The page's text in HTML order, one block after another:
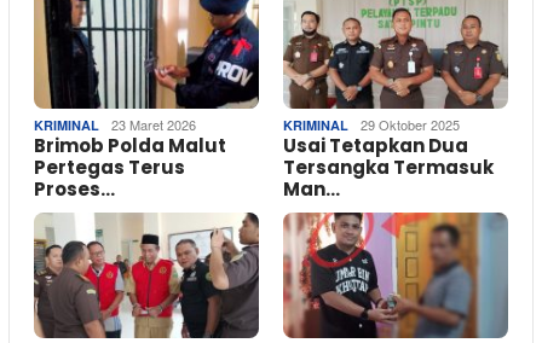
KRIMINAL 23 Maret 2026
Brimob Polda Malut
Pertegas Terus
Proses…
KRIMINAL 29 Oktober 2025
Usai Tetapkan Dua
Tersangka Termasuk
Man…